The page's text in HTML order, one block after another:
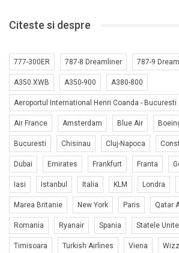
Citeste si despre
777-300ER 787-8 Dreamliner 787-9
A350 XWB A350-900 A380-800
Aeroportul International Henri Coanda - Bucuresti
Air France Amsterdam Blue Air
Bucuresti Chisinau Cluj-Napoca
Dubai Emirates Frankfurt Franta
Iasi Istanbul Italia KLM Londra
Marea Britanie New York Paris Qatar
Romania Ryanair Spania Statele Unite
Timisoara Turkish Airlines Viena